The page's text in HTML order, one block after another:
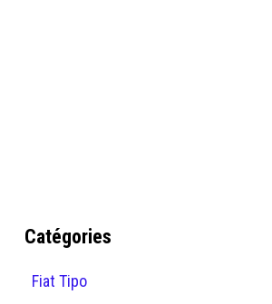
Catégories
Fiat Tipo